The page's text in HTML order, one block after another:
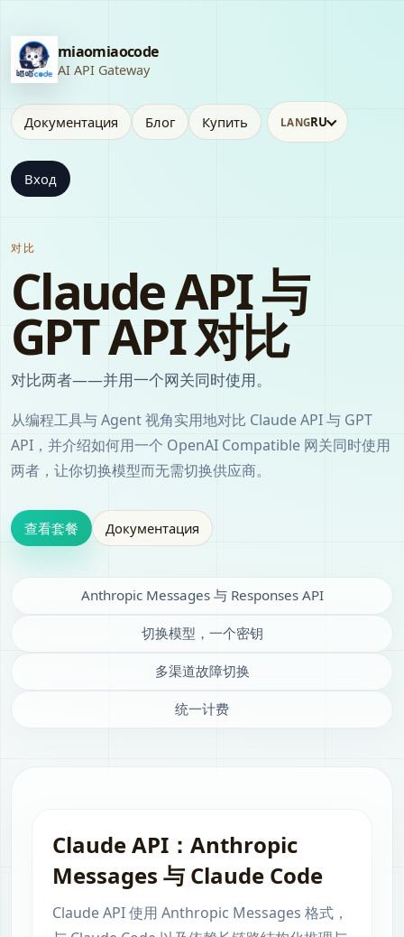
miaomiaocode
AI API Gateway
Документация Блог Купить LANGRU
Вход
对比
Claude API 与
GPT API 对比
对比两者——并用一个网关同时使用。
从编程工具与 Agent 视角实用地对比 Claude API 与 GPT
API，并介绍如何用一个 OpenAI Compatible 网关同时使用
两者，让你切换模型而无需切换供应商。
查看套餐 Документация
Anthropic Messages 与 Responses API
切换模型，一个密钥
多渠道故障切换
统一计费
Claude API：Anthropic
Messages 与 Claude Code
Claude API 使用 Anthropic Messages 格式，